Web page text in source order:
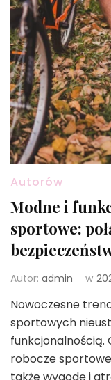
Autorów
Modne i
sportowe:
Autor: admin w
Nowoczesne
sportowych
funkcjonalnością.
robocze